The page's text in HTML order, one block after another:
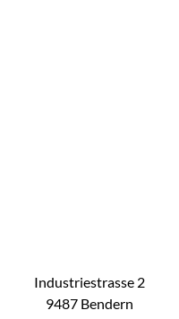
Industriestrasse 2
9487 Bendern